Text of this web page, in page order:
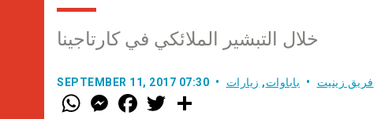
خلال التبشير الملائكي في كارتاجينا
SEPTEMBER 11, 2017 07:30 فريق زينيت باباوات, زيارات
W
h
M
e
F
a w